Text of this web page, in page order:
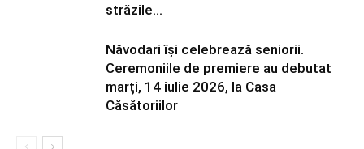
străzile...
Năvodari își celebrează seniorii.
Ceremoniile de premiere au debutat
marți, 14 iulie 2026, la Casa
Căsătoriilor